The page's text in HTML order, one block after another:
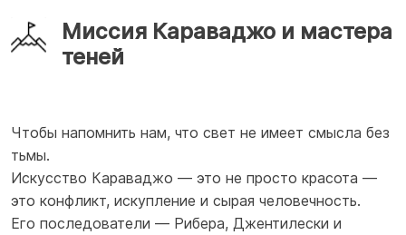
Миссия Караваджо и мастера
теней
Чтобы напомнить нам, что свет не имеет смысла без
тьмы.
Искусство Караваджо — это не просто красота —
это конфликт, искупление и сырая человечность.
Его последователи — Рибера, Джентилески и